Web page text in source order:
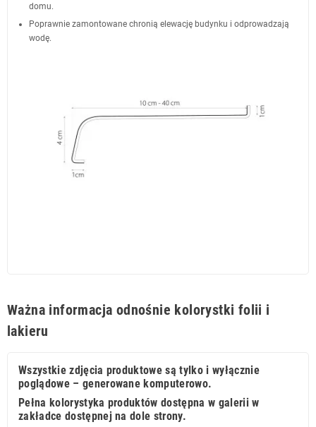
domu.
Poprawnie zamontowane chronią elewację budynku i odprowadzają
wodę.
Ważna informacja odnośnie kolorystki folii i
lakieru
Wszystkie zdjęcia produktowe są tylko i wyłącznie
poglądowe – generowane komputerowo.
Pełna kolorystyka produktów dostępna w galerii w
zakładce dostępnej na dole strony.